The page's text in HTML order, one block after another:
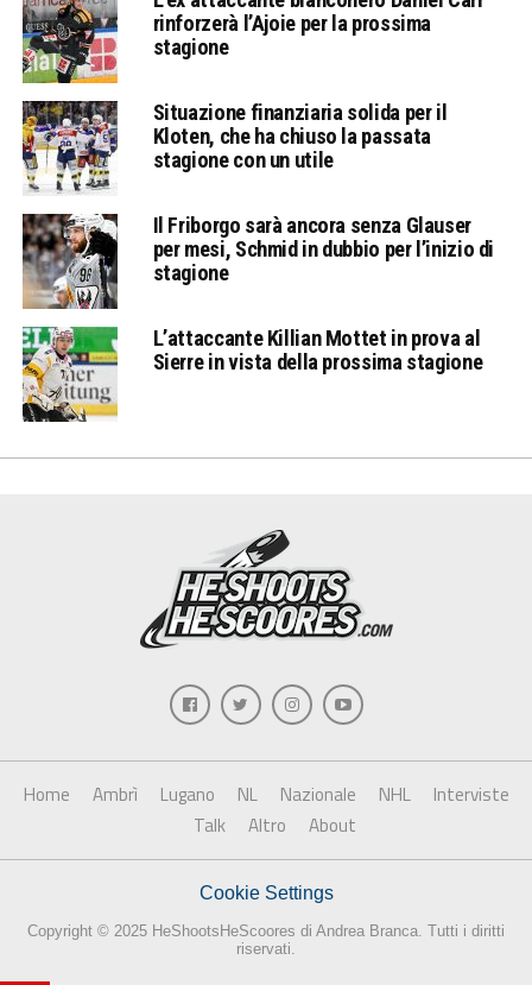
rinforzerà l’Ajoie per la prossima
stagione
Situazione finanziaria solida per il
Kloten, che ha chiuso la passata
stagione con un utile
Il Friborgo sarà ancora senza Glauser
per mesi, Schmid in dubbio per l’inizio di
stagione
L’attaccante Killian Mottet in prova al
Sierre in vista della prossima stagione
Home Ambrì Lugano NL Nazionale NHL
Interviste
Talk
Altro About
Cookie Settings
Copyright © 2025 HeShootsHeScoores di Andrea Branca. Tutti i diritti
riservati.